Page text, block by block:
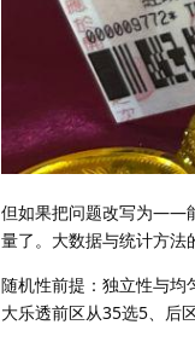
但如果把问题改写为——
量了。大数据与统计方法
随机性前提：独立性与均
大乐透前区从35选5、后